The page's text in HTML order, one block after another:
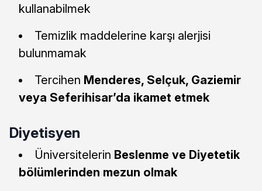
kullanabilmek
Temizlik maddelerine karşı alerjisi
bulunmamak
Tercihen Menderes, Selçuk, Gaziemir
veya Seferihisar’da ikamet etmek
Diyetisyen
Üniversitelerin Beslenme ve Diyetetik
bölümlerinden mezun olmak